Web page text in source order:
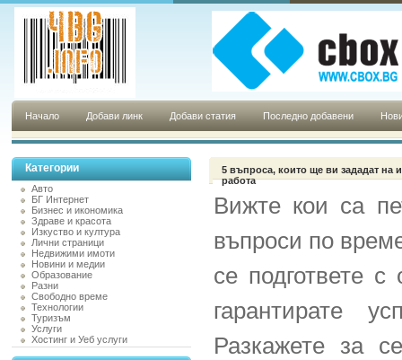
Начало Добави линк Добави статия Последно добавени
Категории
Авто
БГ Интернет
Бизнес и икономика
Здраве и красота
Изкуство и култура
Лични страници
Недвижими имоти
Новини и медии
Образование
Разни
Свободно време
Технологии
Туризъм
Услуги
Хостинг и Уеб услуги
5 въпросa, които ще ви зададат на
работа
Вижте кои са
въпроси по
се подгответе
гарантирате
Разкажете за